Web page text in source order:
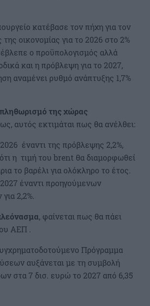
κατέβασε τον πήχη για τον
οικονομίας για το 2026 στο 2%
ο προϋπολογισμός αλλά
και η πρόβλεψη για το 2027,
αναμένει ρυθμό ανάπτυξης 1,7%
της χώρας
αυτός εκτιμάται πως θα ανέλθει:
έναντι της πρόβλεψης 2,2%,
η τιμή του brent θα διαμορφωθεί
το βαρέλι για ολόκληρο το έτος.
έναντι προηγούμενων
2,2%.
, φαίνεται πως θα πάει
ΑΕΠ .
Πρόγραμμα
αυξάνεται με τη συμβολή
στα 7 δισ. ευρώ το 2027 από 6,35